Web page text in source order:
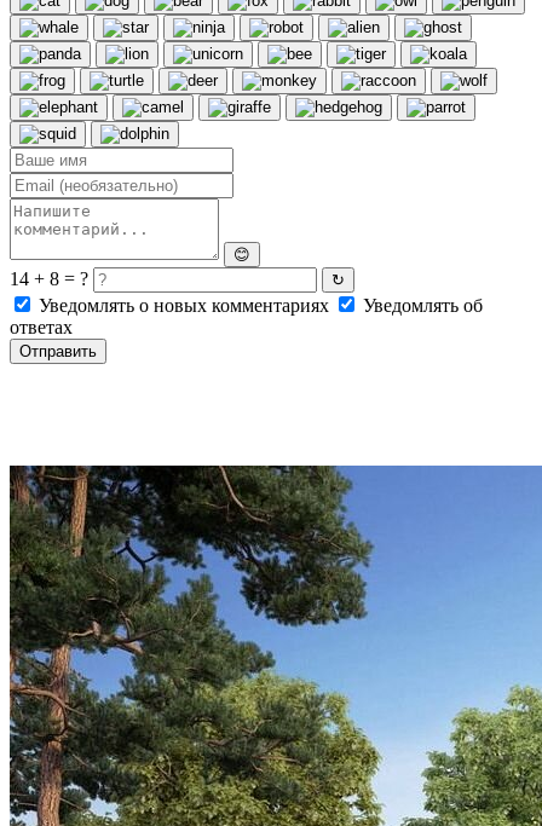
😊
14 + 8 = ? ↻
Уведомлять о новых комментариях
Уведомлять об
ответах
Отправить